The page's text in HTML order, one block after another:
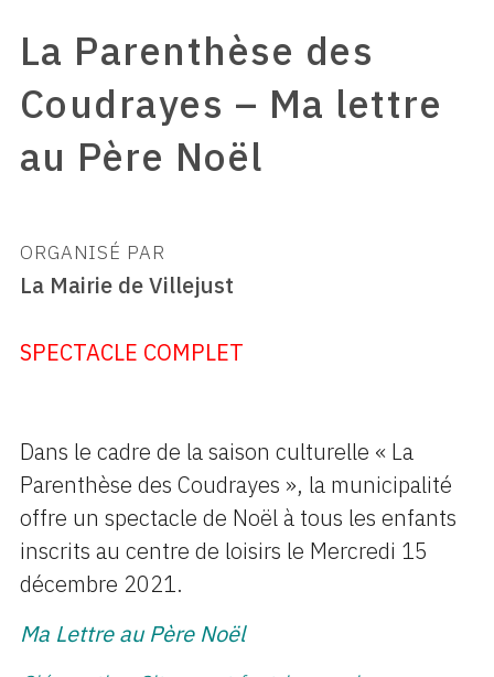
La Parenthèse des
Coudrayes – Ma lettre
au Père Noël
ORGANISÉ PAR
La Mairie de Villejust
SPECTACLE COMPLET
Dans le cadre de la saison culturelle « La
Parenthèse des Coudrayes », la municipalité
offre un spectacle de Noël à tous les enfants
inscrits au centre de loisirs le Mercredi 15
décembre 2021.
Ma Lettre au Père Noël